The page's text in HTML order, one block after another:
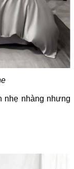
nhẹ nhàng nhưng